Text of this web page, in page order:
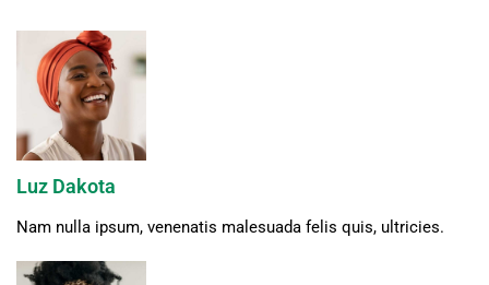
Luz Dakota
Nam nulla ipsum, venenatis malesuada felis quis, ultricies.